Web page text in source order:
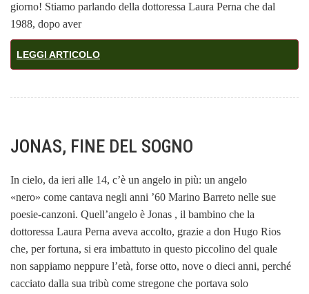
giorno! Stiamo parlando della dottoressa Laura Perna che dal
1988, dopo aver
LEGGI ARTICOLO
JONAS, FINE DEL SOGNO
In cielo, da ieri alle 14, c’è un angelo in più: un angelo
«nero» come cantava negli anni ’60 Marino Barreto nelle sue
poesie-canzoni. Quell’angelo è Jonas , il bambino che la
dottoressa Laura Perna aveva accolto, grazie a don Hugo Rios
che, per fortuna, si era imbattuto in questo piccolino del quale
non sappiamo neppure l’età, forse otto, nove o dieci anni, perché
cacciato dalla sua tribù come stregone che portava solo